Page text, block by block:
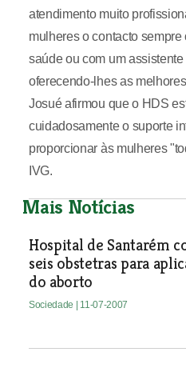
atendimento muito
mulheres o contacto
saúde ou com um
oferecendo-lhes as
Josué afirmou que o HDS
cuidadosamente o suporte
proporcionar às mulheres
IVG.
Mais Notícias
Hospital de Santarém
seis obstetras para
do aborto
Sociedade | 11-07-2007